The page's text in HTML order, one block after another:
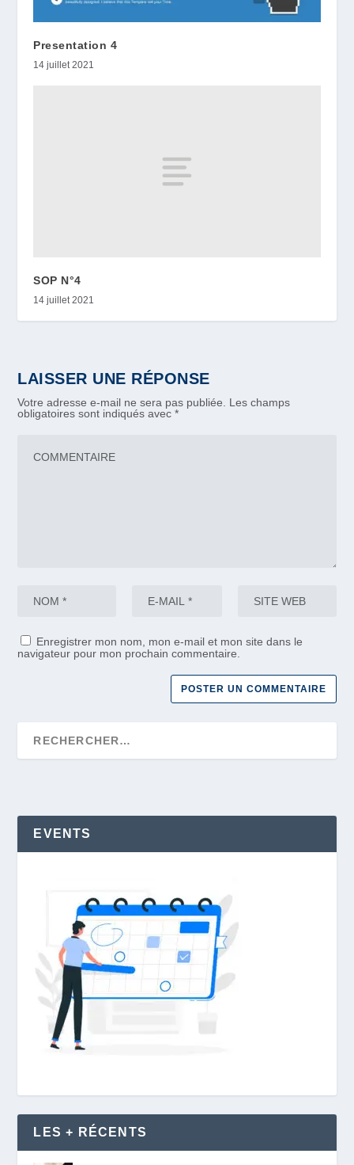
Presentation 4
14 juillet 2021
SOP N°4
14 juillet 2021
LAISSER UNE RÉPONSE
Votre adresse e-mail ne sera pas publiée. Les champs
obligatoires sont indiqués avec*
Enregistrer mon nom, mon e-mail et mon site dans le
navigateur pour mon prochain commentaire.
EVENTS
LES + RÉCENTS